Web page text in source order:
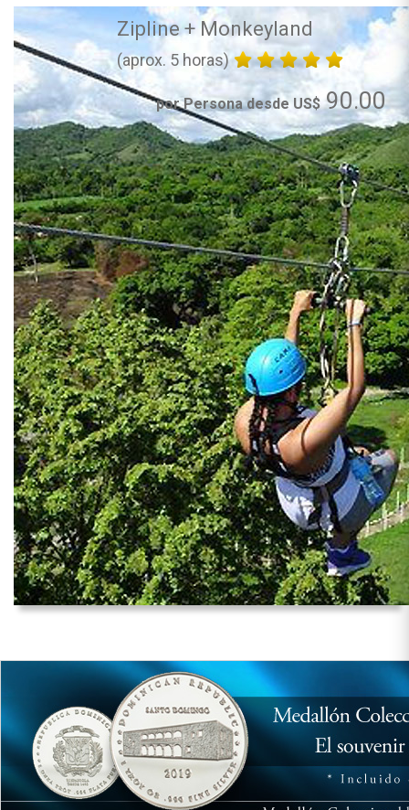
Zipline + Monkeyland
(aprox. 5 horas)
por Persona desde US$90.00